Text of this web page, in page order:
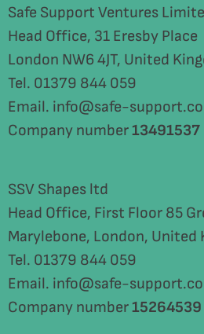
Safe Support Ventures
Head Office, 31 Eresby Place
London NW6 4JT, United
Tel. 01379 844 059
Email. info@safe-
Company number13491537
SSV Shapes ltd
Head Office, First Floor 85
Marylebone, London, United
Tel. 01379 844 059
Email. info@safe-
Company number15264539